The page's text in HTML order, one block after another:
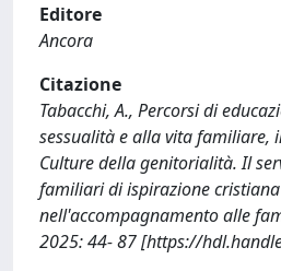
Editore
Ancora
Citazione
Tabacchi, A., Percorsi di
sessualità e alla vita familiare,
Culture della genitorialità. Il
familiari di ispirazione cristiana
nell'accompagnamento alle
2025: 44- 87 [https://